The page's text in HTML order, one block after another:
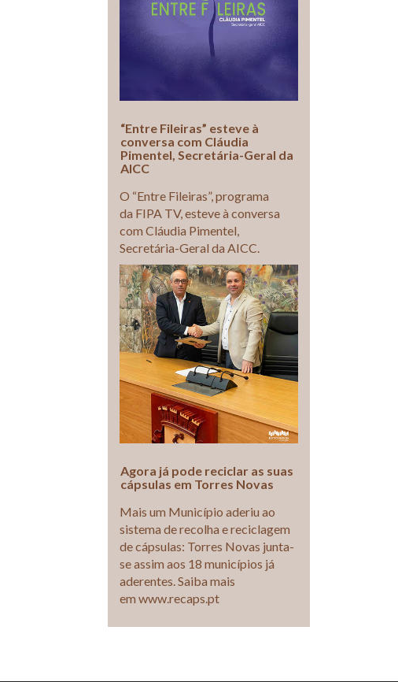
“Entre Fileiras” esteve à
conversa com Cláudia
Pimentel, Secretária-Geral da
AICC
O “Entre Fileiras”, programa
da FIPA TV, esteve à conversa
com Cláudia Pimentel,
Secretária-Geral da AICC.
Agora já pode reciclar as suas
cápsulas em Torres Novas
Mais um Município aderiu ao
sistema de recolha e reciclagem
de cápsulas: Torres Novas junta-
se assim aos 18 municípios já
aderentes. Saiba mais
em www.recaps.pt